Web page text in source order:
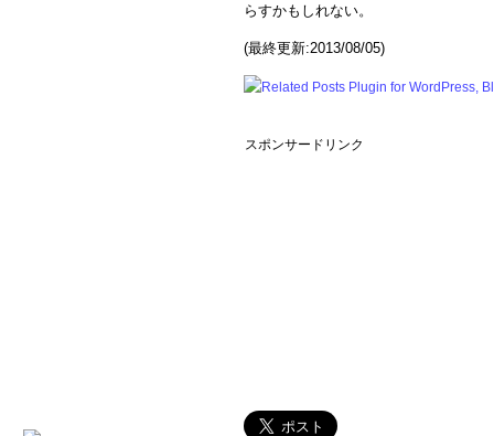
らすかもしれない。
(最終更新:2013/08/05)
スポンサードリンク